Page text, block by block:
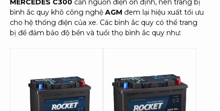
bình ắc quy khô công nghệ AGM đem lại hiệu xuất tối ưu
cho hệ thống điện của xe. Các bình ắc quy có thể trang
bị để đảm bảo độ bền và tuổi thọ bình ắc quy như: